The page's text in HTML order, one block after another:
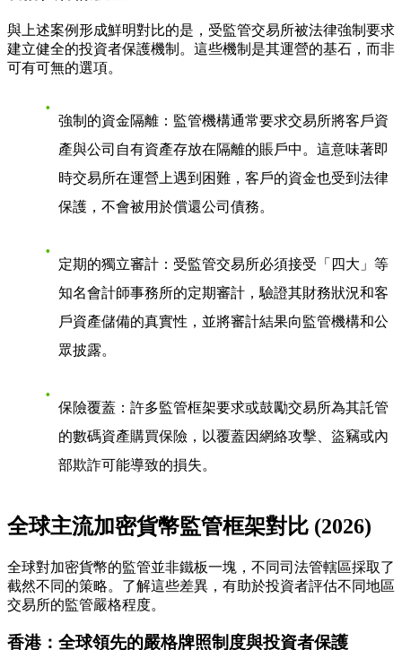
與上述案例形成鮮明對比的是，受監管交易所被法律強制要求
建立健全的投資者保護機制。這些機制是其運營的基石，而非
可有可無的選項。
強制的資金隔離 ：監管機構通常要求交易所將客戶資
產與公司自有資產存放在隔離的賬戶中。這意味著即
時交易所在運營上遇到困難，客戶的資金也受到法律
保護，不會被用於償還公司債務。
定期的獨立審計 ：受監管交易所必須接受「四大」等
知名會計師事務所的定期審計，驗證其財務狀況和客
戶資產儲備的真實性，並將審計結果向監管機構和公
眾披露。
保險覆蓋 ：許多監管框架要求或鼓勵交易所為其託管
的數碼資產購買保險，以覆蓋因網絡攻擊、盜竊或內
部欺詐可能導致的損失。
全球主流加密貨幣監管框架對比 (2026)
全球對加密貨幣的監管並非鐵板一塊，不同司法管轄區採取了
截然不同的策略。了解這些差異，有助於投資者評估不同地區
交易所的監管嚴格程度。
香港：全球領先的嚴格牌照制度與投資者保護